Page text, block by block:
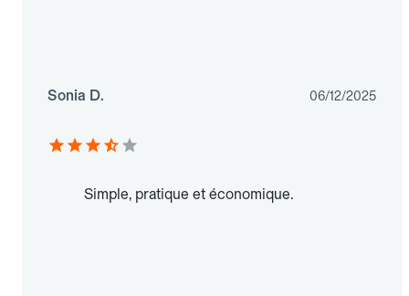
Sonia D. 06/12/2025
Simple, pratique et économique.